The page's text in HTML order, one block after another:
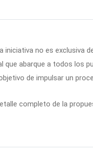
iniciativa no es exclusiva
que abarque a todos los
de impulsar un
completo de la